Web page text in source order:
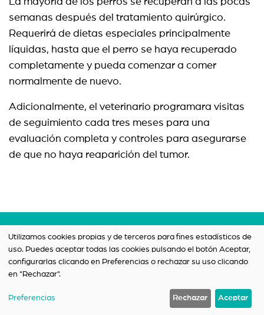
semanas después del tratamiento quirúrgico.
Requerirá de dietas especiales principalmente
líquidas, hasta que el perro se haya recuperado
completamente y pueda comenzar a comer
normalmente de nuevo.
Adicionalmente, el veterinario programara visitas
de seguimiento cada tres meses para una
evaluación completa y controles para asegurarse
de que no haya reaparición del tumor.
Términos y condiciones
Política de privacidad
Utilizamos cookies propias y de terceros para fines estadísticos de
uso. Puedes aceptar todas las cookies pulsando el botón Aceptar,
configurarlas clicando en Preferencias o rechazar su uso clicando
en "Rechazar".
Preferencias Rechazar Aceptar